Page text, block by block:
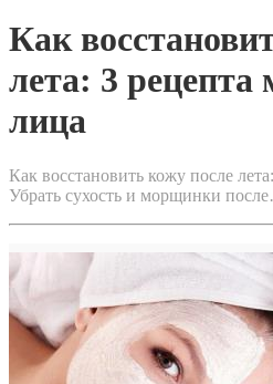
Как
лета: 3 рецепта
лица
Как восстановить кожу после
Убрать сухость и морщинки